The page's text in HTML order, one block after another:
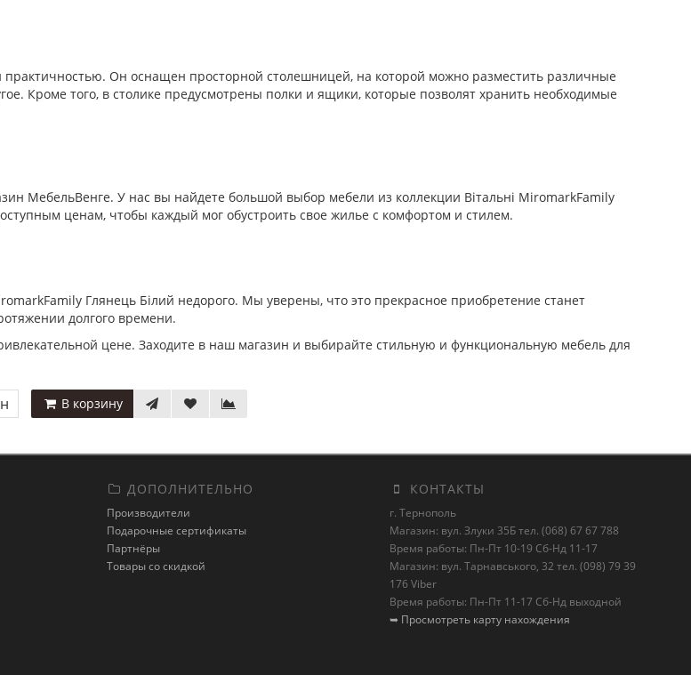
Он оснащен просторной столешницей, на которой можно разместить различные
Кроме того, в столике предусмотрены полки и ящики, которые позволят хранить необходимые
МебельВенге. У нас вы найдете большой выбор мебели из коллекции Вітальні MiromarkFamily
ценам, чтобы каждый мог обустроить свое жилье с комфортом и стилем.
Глянець Білий недорого. Мы уверены, что это прекрасное приобретение станет
долгого времени.
цене. Заходите в наш магазин и выбирайте стильную и функциональную мебель для
В корзину
ДОПОЛНИТЕЛЬНО
Производители
Подарочные сертификаты
Партнёры
Товары со скидкой
КОНТАКТЫ
г. Тернополь
Магазин: вул. Злуки 35Б тел. (068) 67 67 788
Время работы: Пн-Пт 10-19 Сб-Нд 11-17
Магазин: вул. Тарнавського, 32 тел. (098) 79 39
176 Viber
Время работы: Пн-Пт 11-17 Сб-Нд выходной
➥ Просмотреть карту нахождения